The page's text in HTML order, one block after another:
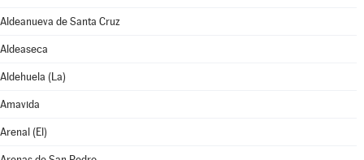
Aldeanueva de Santa Cruz
Aldeaseca
Aldehuela (La)
Amavida
Arenal (El)